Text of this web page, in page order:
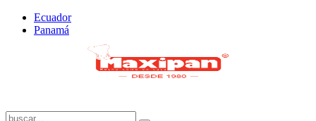
Ecuador
Panamá